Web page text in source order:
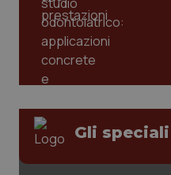
Gli speciali
tracking-sites-ironfish-